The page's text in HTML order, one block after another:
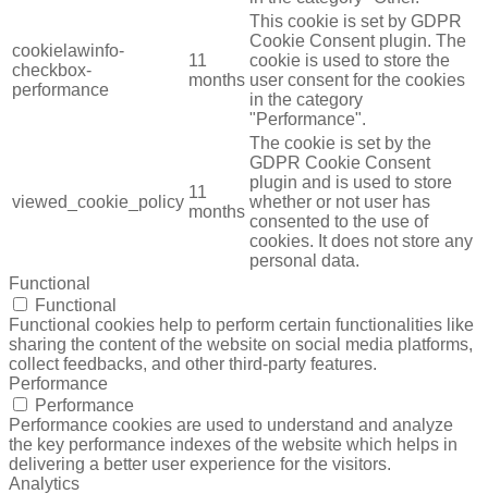
cookielawinfo-
checkbox-
performance
11
months
This cookie is set by GDPR
Cookie Consent plugin. The
cookie is used to store the
user consent for the cookies
in the category
"Performance".
viewed_cookie_policy
11
months
The cookie is set by the
GDPR Cookie Consent
plugin and is used to store
whether or not user has
consented to the use of
cookies. It does not store any
personal data.
Functional
Functional
Functional cookies help to perform certain functionalities like
sharing the content of the website on social media platforms,
collect feedbacks, and other third-party features.
Performance
Performance
Performance cookies are used to understand and analyze
the key performance indexes of the website which helps in
delivering a better user experience for the visitors.
Analytics